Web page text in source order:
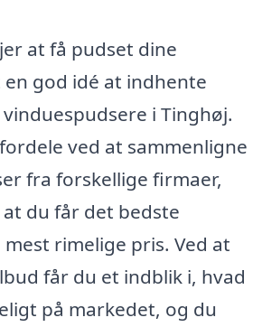
at få pudset dine
god idé at indhente
i Tinghøj.
ved at sammenligne
fra forskellige firmaer,
du får det bedste
rimelige pris. Ved at
får du et indblik i, hvad
på markedet, og du